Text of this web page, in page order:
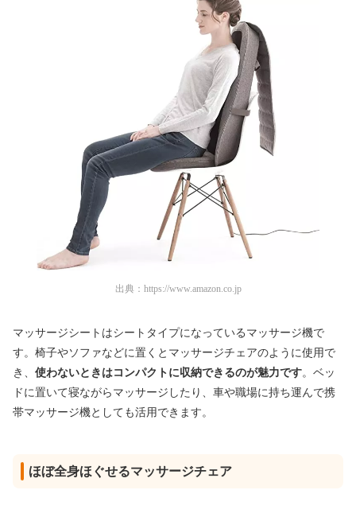
出典： https://www.amazon.co.jp
マッサージシートはシートタイプになっているマッサージ機で
す。椅子やソファなどに置くとマッサージチェアのように使用で
き、 使わないときはコンパクトに収納できるのが魅力です。ベッ
ドに置いて寝ながらマッサージしたり、車や職場に持ち運んで携
帯マッサージ機としても活用できます。
ほぼ全身ほぐせるマッサージチェア